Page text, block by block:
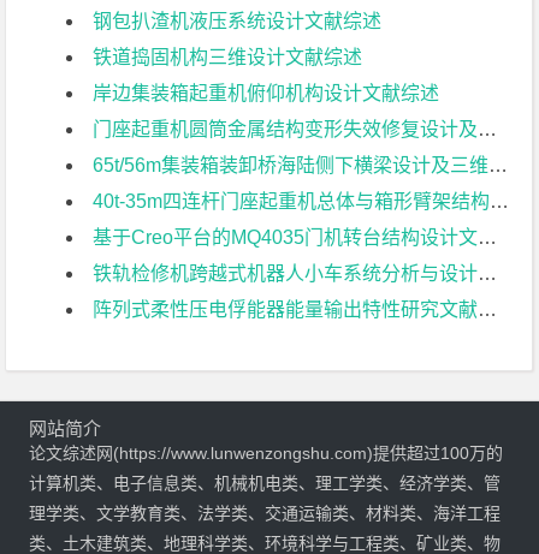
钢包扒渣机液压系统设计文献综述
铁道捣固机构三维设计文献综述
岸边集装箱起重机俯仰机构设计文献综述
门座起重机圆筒金属结构变形失效修复设计及设备管理对策与分析；文献综述
65t/56m集装箱装卸桥海陆侧下横梁设计及三维建模文献综述
40t-35m四连杆门座起重机总体与箱形臂架结构参数化建模文献综述
基于Creo平台的MQ4035门机转台结构设计文献综述
铁轨检修机跨越式机器人小车系统分析与设计文献综述
阵列式柔性压电俘能器能量输出特性研究文献综述
网站简介
论文综述网(https://www.lunwenzongshu.com)提供超过100万的
计算机类、电子信息类、机械机电类、理工学类、经济学类、管
理学类、文学教育类、法学类、交通运输类、材料类、海洋工程
类、土木建筑类、地理科学类、环境科学与工程类、矿业类、物